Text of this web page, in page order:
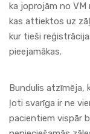
ka joprojām no VM
kas attiektos uz
kur tieši
pieejamākas.
Bundulis atzīmēja,
ļoti svarīga ir ne
pacientiem vispār